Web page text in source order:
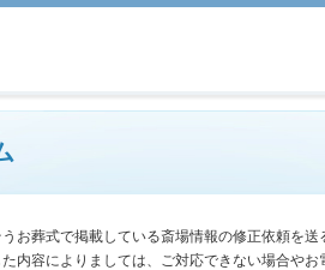
低限に絞ったより
お葬式で掲載している斎場情報の修正依頼を送
内容によりましては、ご対応できない場合やお